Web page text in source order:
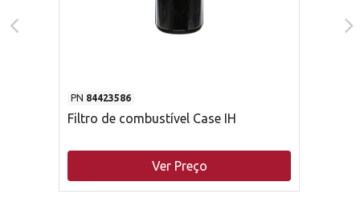
PN 84423586
Filtro de combustível Case IH
Ver Preço